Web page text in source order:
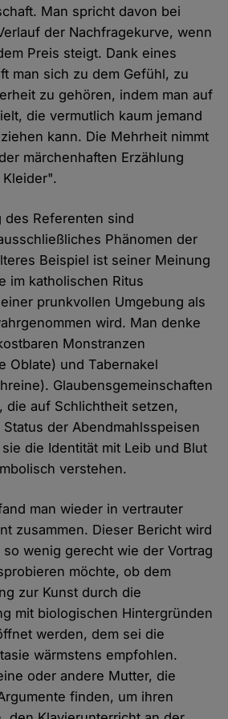
Man spricht davon bei
der Nachfragekurve, wenn
Preis steigt. Dank eines
man sich zu dem Gefühl, zu
zu gehören, indem man auf
die vermutlich kaum jemand
kann. Die Mehrheit nimmt
märchenhaften Erzählung
des Referenten sind
Phänomen der
Beispiel ist seiner Meinung
im katholischen Ritus
prunkvollen Umgebung als
wird. Man denke
Monstranzen
Oblate) und Tabernakel
Glaubensgemeinschaften
die auf Schlichtheit setzen,
der Abendmahlsspeisen
die Identität mit Leib und Blut
verstehen.
man wieder in vertrauter
zusammen. Dieser Bericht wird
wenig gerecht wie der Vortrag
möchte, ob dem
zur Kunst durch die
mit biologischen Hintergründen
werden, dem sei die
wärmstens empfohlen.
oder andere Mutter, die
finden, um ihren